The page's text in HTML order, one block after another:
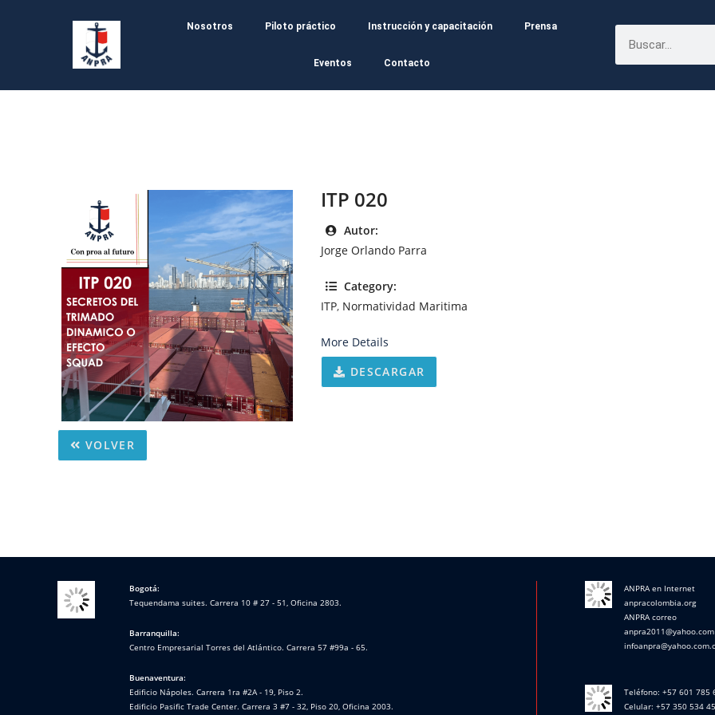
Nosotros Piloto práctico Instrucción y capacitación Prensa
Eventos Contacto
ITP 020
Autor:
Jorge Orlando Parra
Category:
ITP, Normatividad Maritima
More Details
DESCARGAR
VOLVER
Bogotá:
Tequendama suites. Carrera 10 # 27 - 51, Oficina 2803.
Barranquilla:
Centro Empresarial Torres del Atlántico. Carrera 57 #99a - 65.
Buenaventura:
Edificio Nápoles. Carrera 1ra #2A - 19, Piso 2.
Edificio Pasific Trade Center. Carrera 3 #7 - 32, Piso 20, Oficina 2003.
ANPRA en Internet
anpracolombia.org
ANPRA correo
anpra2011@yahoo.com
Teléfono: +57 601 785
Celular: +57 350 534